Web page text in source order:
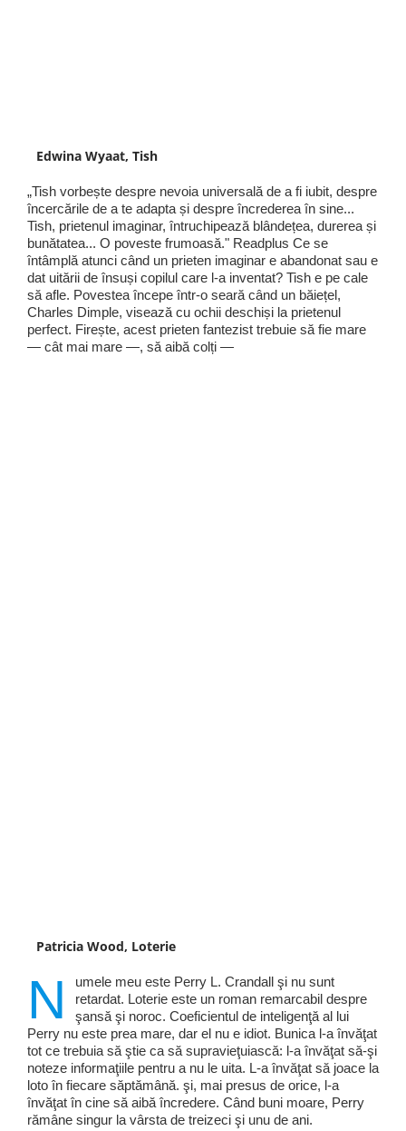
Edwina Wyaat, Tish
„Tish vorbește despre nevoia universală de a fi iubit, despre
încercările de a te adapta și despre încrederea în sine...
Tish, prietenul imaginar, întruchipează blândețea, durerea și
bunătatea... O poveste frumoasă." Readplus Ce se
întâmplă atunci când un prieten imaginar e abandonat sau e
dat uitării de însuși copilul care l-a inventat? Tish e pe cale
să afle. Povestea începe într-o seară când un băiețel,
Charles Dimple, visează cu ochii deschiși la prietenul
perfect. Firește, acest prieten fantezist trebuie să fie mare
— cât mai mare —, să aibă colți —
Patricia Wood, Loterie
N
umele meu este Perry L. Crandall şi nu sunt
retardat. Loterie este un roman remarcabil despre
şansă şi noroc. Coeficientul de inteligenţă al lui
Perry nu este prea mare, dar el nu e idiot. Bunica l-a învăţat
tot ce trebuia să ştie ca să supravieţuiască: l-a învăţat să-şi
noteze informaţiile pentru a nu le uita. L-a învăţat să joace la
loto în fiecare săptămână. şi, mai presus de orice, l-a
învăţat în cine să aibă încredere. Când buni moare, Perry
rămâne singur la vârsta de treizeci şi unu de ani.